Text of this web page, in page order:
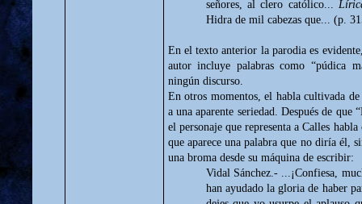
señores, al clero católico...
Hidra de mil cabezas que... (p.
En el texto anterior la parodia es
autor incluye palabras como “púdica
ningún discurso.
En otros momentos, el habla cultivada
a una aparente seriedad. Después de que
el personaje que representa a Calles
que aparece una palabra que no diría él,
una broma desde su máquina de escribir:
Vidal Sánchez.- ...¡Confiesa,
han ayudado la gloria de haber